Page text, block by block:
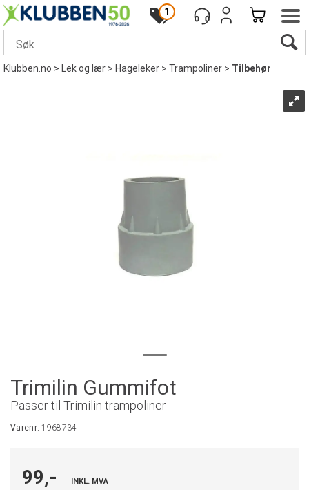
1
Klubben.no> Lek og lær>Hageleker>Trampoliner>Tilbehør
Trimilin Gummifot
Passer til Trimilin trampoliner
Varenr:1968734
99,- INKL. MVA